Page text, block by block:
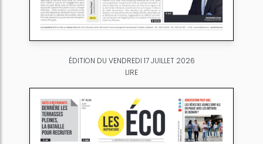
ÉDITION DU VENDREDI 17 JUILLET 2026
LIRE